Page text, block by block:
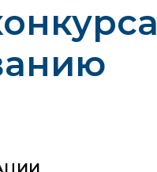
О центре
Вакансии